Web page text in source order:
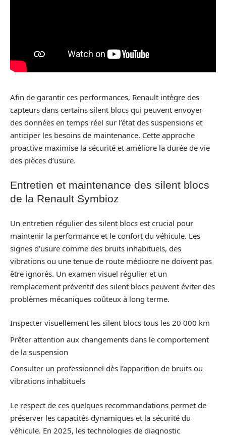
Afin de garantir ces performances, Renault intègre des
capteurs dans certains silent blocs qui peuvent envoyer
des données en temps réel sur l’état des suspensions et
anticiper les besoins de maintenance. Cette approche
proactive maximise la sécurité et améliore la durée de vie
des pièces d’usure.
Entretien et maintenance des silent blocs
de la Renault Symbioz
Un entretien régulier des silent blocs est crucial pour
maintenir la performance et le confort du véhicule. Les
signes d’usure comme des bruits inhabituels, des
vibrations ou une tenue de route médiocre ne doivent pas
être ignorés. Un examen visuel régulier et un
remplacement préventif des silent blocs peuvent éviter des
problèmes mécaniques coûteux à long terme.
Inspecter visuellement les silent blocs tous les 20 000 km
Prêter attention aux changements dans le comportement
de la suspension
Consulter un professionnel dès l’apparition de bruits ou
vibrations inhabituels
Le respect de ces quelques recommandations permet de
préserver les capacités dynamiques et la sécurité du
véhicule. En 2025, les technologies de diagnostic